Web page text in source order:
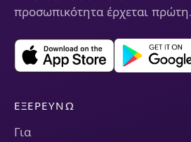
προσωπικότητα έρχεται πρώτη.
ΕΞΕΡΕΥΝΏ
Για